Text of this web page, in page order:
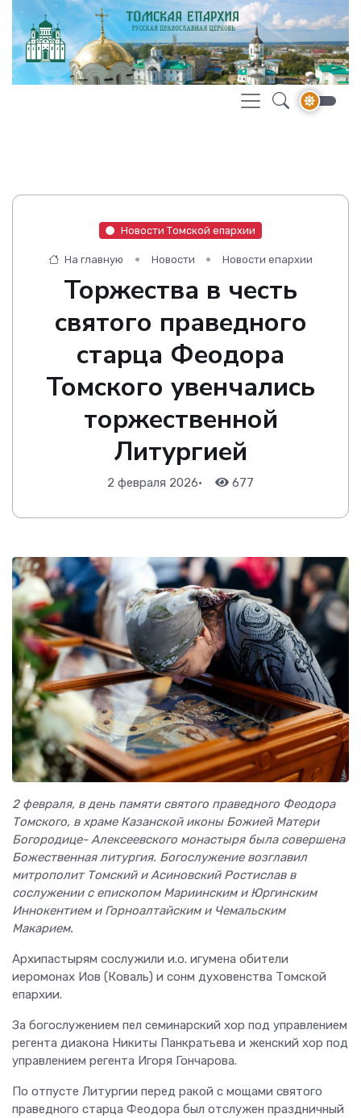
Новости Томской епархии
На главную Новости Новости епархии
Торжества в честь
святого праведного
старца Феодора
Томского увенчались
торжественной
Литургией
2 февраля 2026• 677
2 февраля, в день памяти святого праведного Феодора
Томского, в храме Казанской иконы Божией Матери
Богородице- Алексеевского монастыря была совершена
Божественная литургия. Богослужение возглавил
митрополит Томский и Асиновский Ростислав в
сослужении с епископом Мариинским и Юргинским
Иннокентием и Горноалтайским и Чемальским
Макарием.
Архипастырям сослужили и.о. игумена обители
иеромонах Иов (Коваль) и сонм духовенства Томской
епархии.
За богослужением пел семинарский хор под управлением
регента диакона Никиты Панкратьева и женский хор под
управлением регента Игоря Гончарова.
По отпусте Литургии перед ракой с мощами святого
праведного старца Феодора был отслужен праздничный